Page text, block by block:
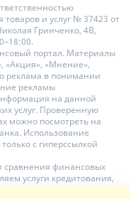
и услуг № 37423 от
Гринченко, 4В,
портал. Материалы
«Акция», «Мнение»,
реклама в понимании
рекламы
на данной
услуг. Проверенную
можно посмотреть на
Использование
с гиперссылкой
сравнения финансовых
услуги кредитования,
личные данные на